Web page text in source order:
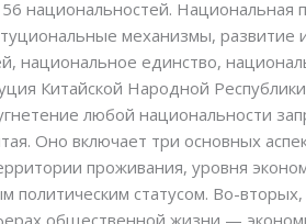
национальностей. Национальная
механизмы,
национальное единство,
Китайской Народной
любой национальности
Оно включает три основных
проживания, уровня
политическим статусом. Во-